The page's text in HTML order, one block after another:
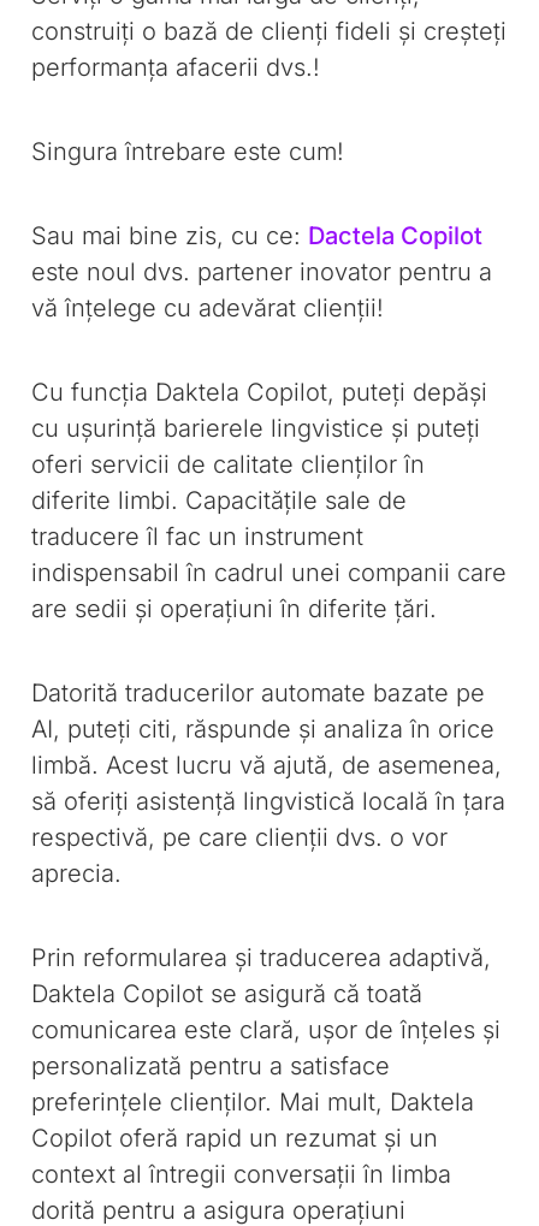
construiți o bază de clienți fideli și creșteți
performanța afacerii dvs.!
Singura întrebare este cum!
Sau mai bine zis, cu ce: Dactela Copilot
este noul dvs. partener inovator pentru a
vă înțelege cu adevărat clienții!
Cu funcția Daktela Copilot, puteți depăși
cu ușurință barierele lingvistice și puteți
oferi servicii de calitate clienților în
diferite limbi. Capacitățile sale de
traducere îl fac un instrument
indispensabil în cadrul unei companii care
are sedii și operațiuni în diferite țări.
Datorită traducerilor automate bazate pe
AI, puteți citi, răspunde și analiza în orice
limbă. Acest lucru vă ajută, de asemenea,
să oferiți asistență lingvistică locală în țara
respectivă, pe care clienții dvs. o vor
aprecia.
Prin reformularea și traducerea adaptivă,
Daktela Copilot se asigură că toată
comunicarea este clară, ușor de înțeles și
personalizată pentru a satisface
preferințele clienților. Mai mult, Daktela
Copilot oferă rapid un rezumat și un
context al întregii conversații în limba
dorită pentru a asigura operațiuni